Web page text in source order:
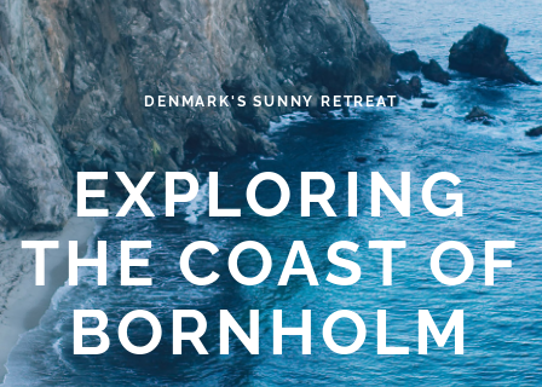
DENMARK'S SUNNY RETREAT
EXPLORING
THE COAST OF
BORNHOLM